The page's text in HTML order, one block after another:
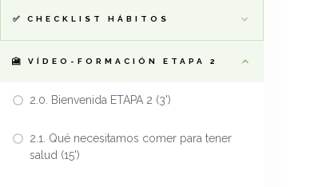
✅ CHECKLIST HÁBITOS
🎦 VÍDEO-FORMACIÓN ETAPA 2
2.0. Bienvenida ETAPA 2 (3')
2.1. Qué necesitamos comer para tener
salud (15')